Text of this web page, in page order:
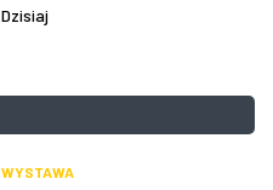
Dzisiaj
WYSTAWA